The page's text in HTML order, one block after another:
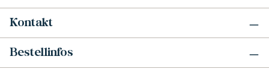
Kontakt
Bestellinfos